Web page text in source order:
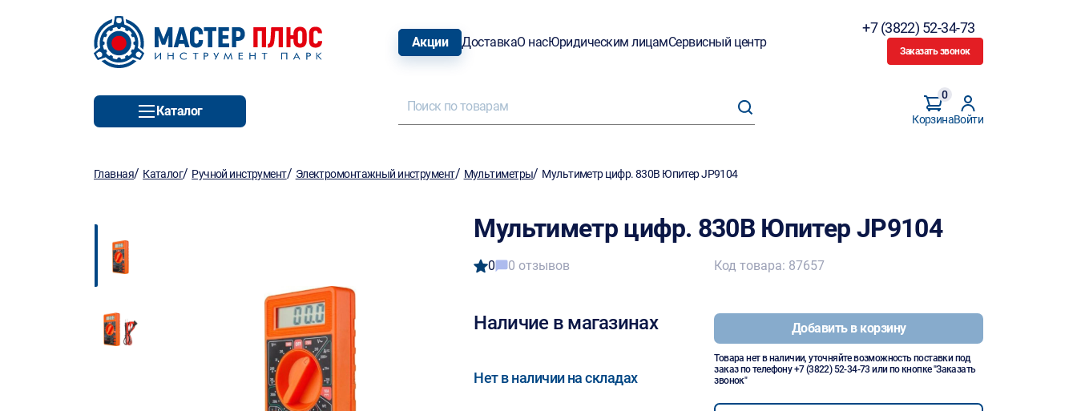
Акции ДоставкаО насЮридическим лицамСервисный центр
+7 (3822) 52-34-73
Заказать звонок
Каталог
Корзина
0
Войти
Главная/ Каталог/ Ручной инструмент/ Электромонтажный инструмент/ Мультиметры/ Мультиметр цифр. 830B Юпитер JP9104
Мультиметр цифр. 830B Юпитер JP9104
0 0 отзывов
Наличие в магазинах
Нет в наличии на складах
Код товара: 87657
Добавить в корзину
Товара нет в наличии, уточняйте возможность поставки под
заказ по телефону+7 (3822) 52-34-73 или по кнопке "Заказать
звонок"